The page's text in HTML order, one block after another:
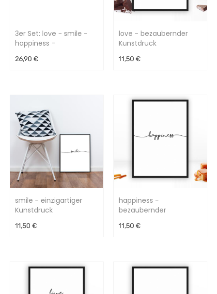
3er Set: love - smile -
happiness -
Kunstdrucke
26,90 €
love - bezaubernder
Kunstdruck
11,50 €
smile - einzigartiger
Kunstdruck
11,50 €
happiness -
bezaubernder
11,50 €